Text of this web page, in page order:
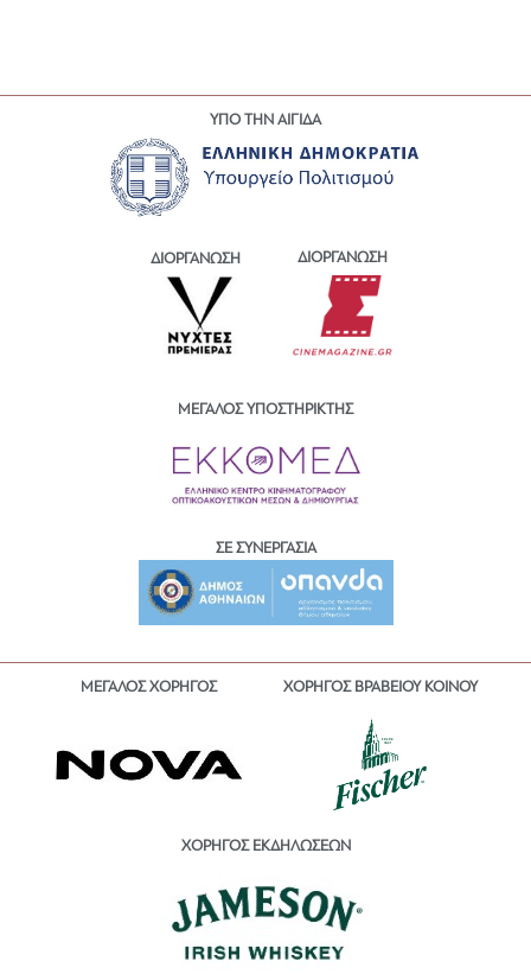
ΥΠΟ ΤΗΝ ΑΙΓΙΔΑ
ΔΙΟΡΓΑΝΩΣΗ ΔΙΟΡΓΑΝΩΣΗ
ΜΕΓΑΛΟΣ ΥΠΟΣΤΗΡΙΚΤΗΣ
ΣΕ ΣΥΝΕΡΓΑΣΙΑ
ΜΕΓΑΛΟΣ ΧΟΡΗΓΟΣ ΧΟΡΗΓΟΣ ΒΡΑΒΕΙΟΥ ΚΟΙΝΟΥ
ΧΟΡΗΓΟΣ ΕΚΔΗΛΩΣΕΩΝ